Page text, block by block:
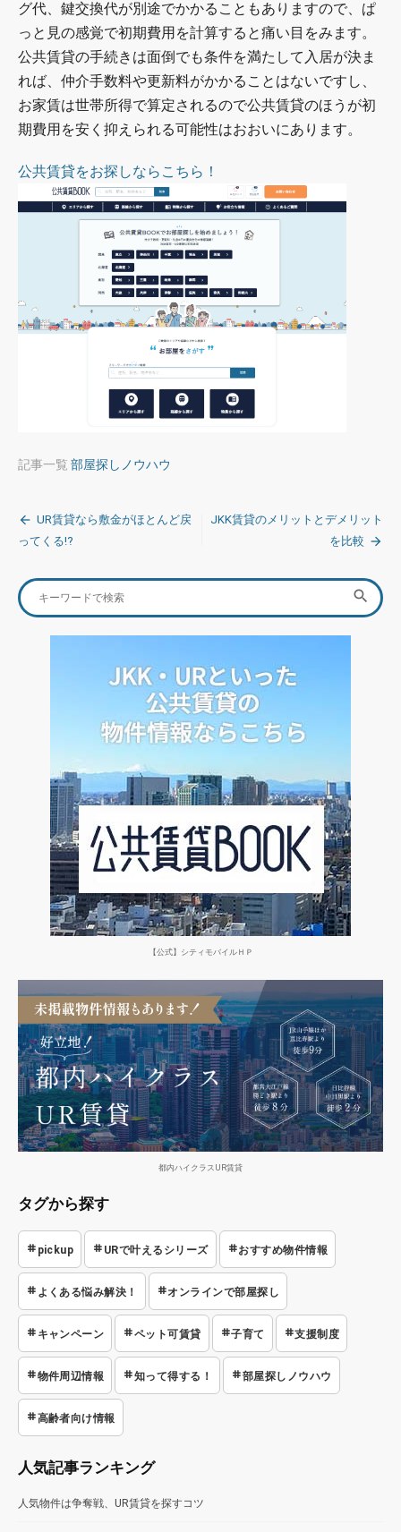
グ代、鍵交換代が別途でかかることもありますので、ぱ
っと見の感覚で初期費用を計算すると痛い目をみます。
公共賃貸の手続きは面倒でも条件を満たして入居が決ま
れば、仲介手数料や更新料がかかることはないですし、
お家賃は世帯所得で算定されるので公共賃貸のほうが初
期費用を安く抑えられる可能性はおおいにあります。
公共賃貸をお探しならこちら！
記事一覧 部屋探しノウハウ
投
稿
ナ
ビ
UR賃貸なら敷金がほとんど戻
ってくる!?
JKK賃貸のメリットとデメリット
を比較
Search
for:

【公式】シティモバイルＨＰ
都内ハイクラスUR賃貸
タグから探す
pickup URで叶えるシリーズ おすすめ物件情報
よくある悩み解決！ オンラインで部屋探し
キャンペーン ペット可賃貸 子育て 支援制度
物件周辺情報 知って得する！ 部屋探しノウハウ
高齢者向け情報
人気記事ランキング
人気物件は争奪戦、UR賃貸を探すコツ